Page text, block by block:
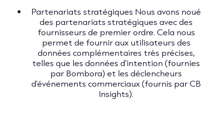
Partenariats stratégiques Nous avons noué
des partenariats stratégiques avec des
fournisseurs de premier ordre. Cela nous
permet de fournir aux utilisateurs des
données complémentaires très précises,
telles que les données d'intention (fournies
par Bombora) et les déclencheurs
d'événements commerciaux (fournis par CB
Insights).